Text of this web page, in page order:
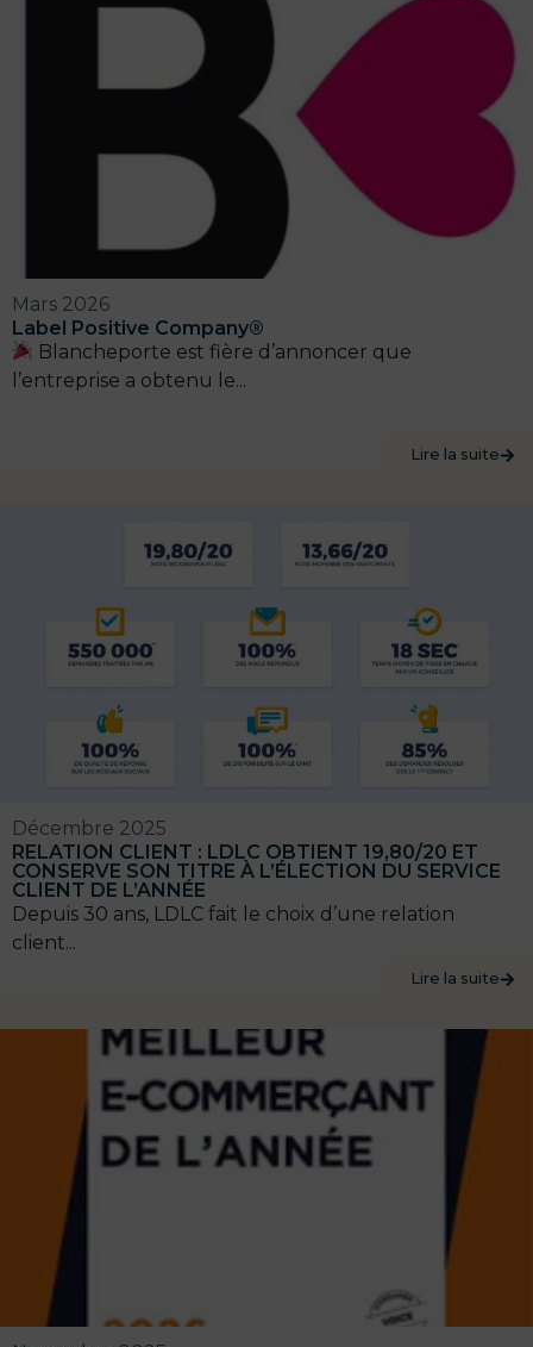
Label Positive Company®
Mars 2026
Blancheporte est fière d’annoncer que
l’entreprise a obtenu le...
Lire la suite
RELATION CLIENT : LDLC OBTIENT 19,80/20 ET
CONSERVE SON TITRE À L’ÉLECTION DU SERVICE
CLIENT DE L’ANNÉE
Décembre 2025
Depuis 30 ans, LDLC fait le choix d’une relation
client...
Lire la suite